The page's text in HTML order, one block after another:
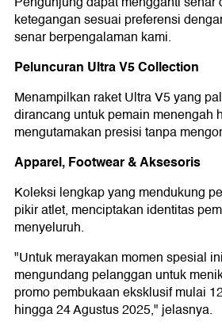
ketegangan sesuai preferensi
senar berpengalaman kami.
Peluncuran Ultra V5 Collection
Menampilkan raket Ultra V5 yang
dirancang untuk pemain menengah
mengutamakan presisi tanpa
Apparel, Footwear & Aksesoris
Koleksi lengkap yang mendukung
pikir atlet, menciptakan identitas
menyeluruh.
"Untuk merayakan momen spesial
mengundang pelanggan untuk
promo pembukaan eksklusif mulai
hingga 24 Agustus 2025," jelasnya.